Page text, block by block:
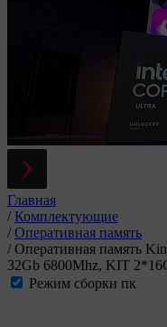
Главная
/ Комплектующие
/ Оперативная память
/ Оперативная память
32Gb 6800Mhz, KIT
Режим сборки пк